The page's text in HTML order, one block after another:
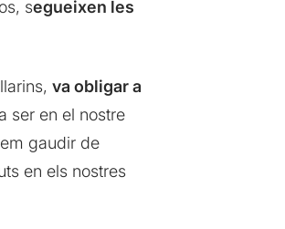
segueixen les
va obligar a
ser en el nostre
gaudir de
en els nostres